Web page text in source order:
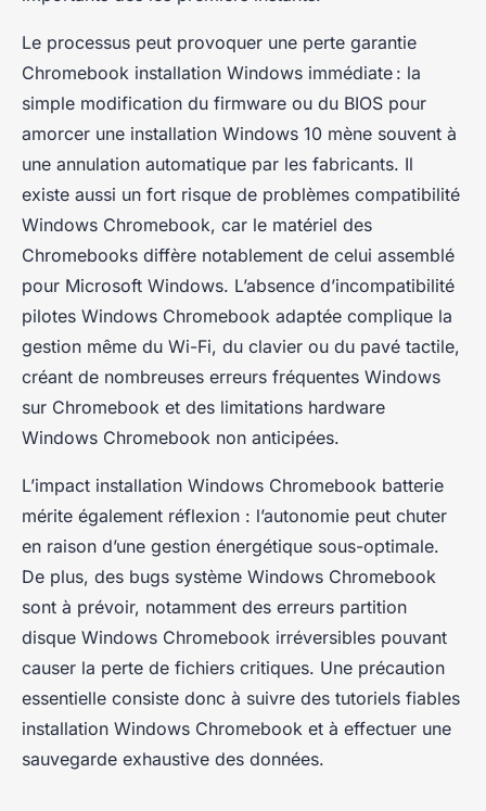
Le processus peut provoquer une perte garantie
Chromebook installation Windows immédiate : la
simple modification du firmware ou du BIOS pour
amorcer une installation Windows 10 mène souvent à
une annulation automatique par les fabricants. Il
existe aussi un fort risque de problèmes compatibilité
Windows Chromebook, car le matériel des
Chromebooks diffère notablement de celui assemblé
pour Microsoft Windows. L’absence d’incompatibilité
pilotes Windows Chromebook adaptée complique la
gestion même du Wi-Fi, du clavier ou du pavé tactile,
créant de nombreuses erreurs fréquentes Windows
sur Chromebook et des limitations hardware
Windows Chromebook non anticipées.
L’impact installation Windows Chromebook batterie
mérite également réflexion : l’autonomie peut chuter
en raison d’une gestion énergétique sous-optimale.
De plus, des bugs système Windows Chromebook
sont à prévoir, notamment des erreurs partition
disque Windows Chromebook irréversibles pouvant
causer la perte de fichiers critiques. Une précaution
essentielle consiste donc à suivre des tutoriels fiables
installation Windows Chromebook et à effectuer une
sauvegarde exhaustive des données.